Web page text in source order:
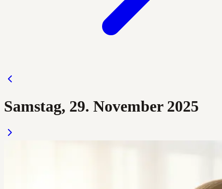
Samstag, 29. November 2025